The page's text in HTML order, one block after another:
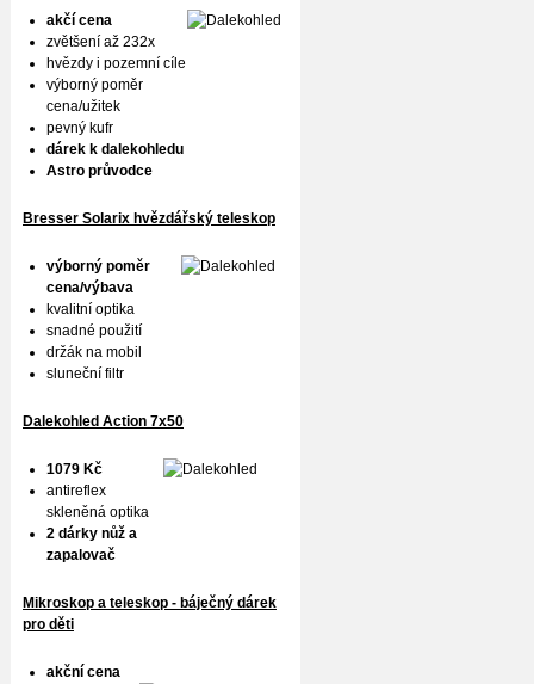
akčí cena
zvětšení až 232x
hvězdy i pozemní cíle
výborný poměr
cena/užitek
pevný kufr
dárek k dalekohledu
Astro průvodce
Bresser Solarix hvězdářský teleskop
výborný poměr
cena/výbava
kvalitní optika
snadné použití
držák na mobil
sluneční filtr
Dalekohled Action 7x50
1079 Kč
antireflex
skleněná optika
2 dárky nůž a
zapalovač
Mikroskop a teleskop - báječný dárek
pro děti
akční cena